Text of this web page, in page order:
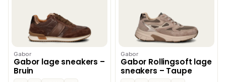
Gabor
Gabor lage sneakers –
Bruin
Gabor
Gabor Rollingsoft lage
sneakers – Taupe